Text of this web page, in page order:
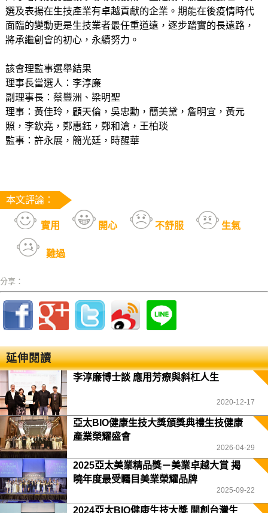
選及表揚在生技產業有卓越貢獻的企業。期能在後疫情時代
面臨的變動更是生技業者最任重道遠，逐步踏實的長遠路，
將承繼創會的初心，永續努力。
該會理監事選舉結果
理事長當選人：李淳廉
副理事長：蔡豐洲、梁明聖
理事：黃佳玲，顧天倫，吳忠勳，簡美黛，詹明宜，黃元
照，李欽堯，鄭惠鈺，鄭和滄，王柏琰
監事：許永展，簡光廷，時醒華
本文評論：
實用 開心 不舒服 生氣
難過
分享：
延伸閱讀
李淳廉博士談 應用芳療與斜杠人生
2020-12-17
亞太BIO健康生技大獎頒獎典禮生技健康
產業榮耀盛會
2026-04-29
2025亞太美業精品獎－美業卓越大賞 揭
曉年度最受矚目美業榮耀品牌
2025-09-22
2024亞太BIO健康生技大獎 開創台灣生